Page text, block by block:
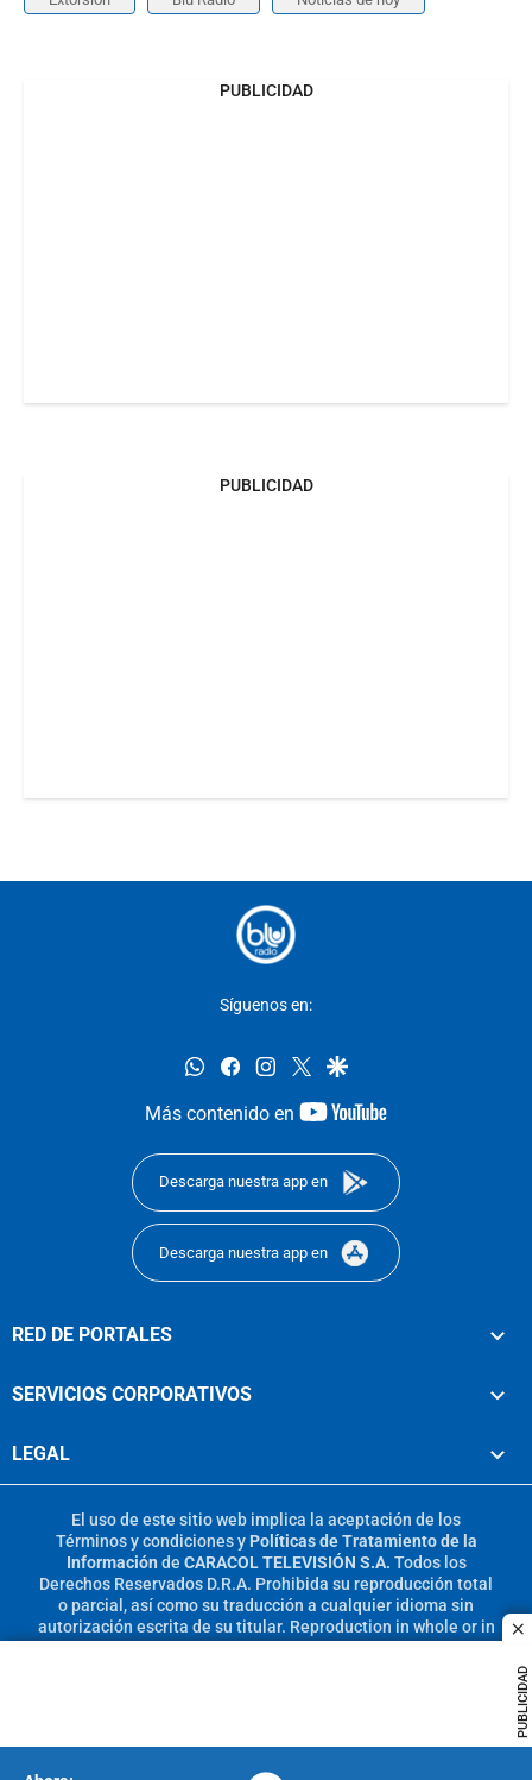
PUBLICIDAD
PUBLICIDAD
PUBLICIDAD
Síguenos en:
whatsappfacebookinstagram
twittergoogle
Más contenido en
youtube-
Descarga nuestra app en
Descarga nuestra app en
RED DE PORTALES
SERVICIOS CORPORATIVOS
LEGAL
El uso de este sitio web implica la aceptación de los
Términos y condicionesy Políticas de Tratamiento de la
Información de CARACOL TELEVISIÓN S.A. Todos los
Derechos Reservados D.R.A. Prohibida su reproducción total
o parcial, así como su traducción a cualquier idioma sin
autorización escrita de su titular. Reproduction in whole or in